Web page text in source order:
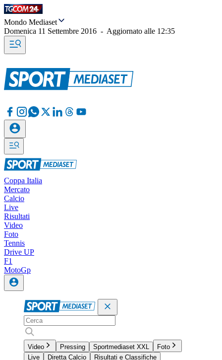
Mondo Mediaset
Domenica 11 Settembre 2016 - Aggiornato alle 12:35
Coppa Italia
Mercato
Calcio
Live
Risultati
Video
Foto
Tennis
Drive UP
F1
MotoGp
Video Pressing Sportmediaset XXL
Foto
Live
Diretta Calcio
Risultati e Classifiche